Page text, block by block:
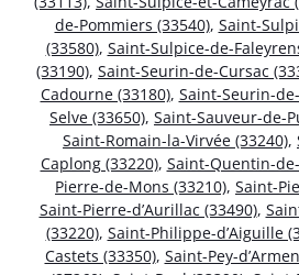
de-Pommiers (33540), Saint-
(33580), Saint-Sulpice-de-
(33190), Saint-Seurin-de-Cursac
Cadourne (33180), Saint-Seurin-
Selve (33650), Saint-Sauveur-de-
Saint-Romain-la-Virvée (33240),
Caplong (33220), Saint-Quentin-
Pierre-de-Mons (33210), Saint-
Saint-Pierre-d’Aurillac (33490),
(33220), Saint-Philippe-d’Aiguille
Castets (33350), Saint-Pey-